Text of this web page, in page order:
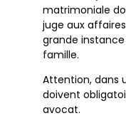
matrimoniale
juge aux
grande
famille.
Attention, dans
doivent
avocat.